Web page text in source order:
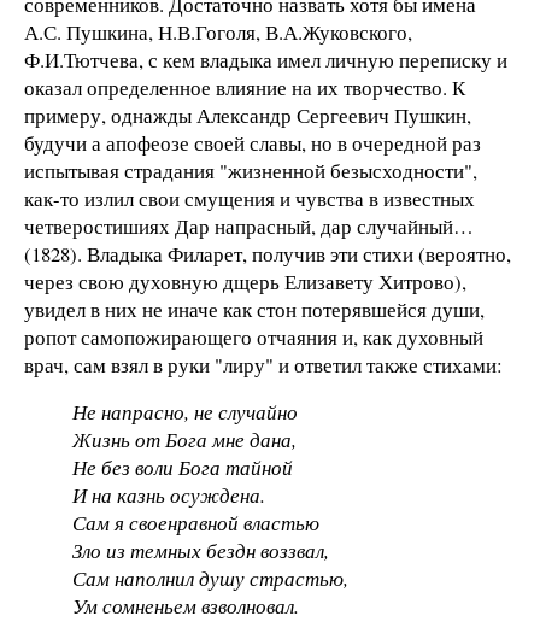
А.С. Пушкина, Н.В.Гоголя, В.А.Жуковского,
Ф.И.Тютчева, с кем владыка имел личную переписку и
оказал определенное влияние на их творчество. К
примеру, однажды Александр Сергеевич Пушкин,
будучи а апофеозе своей славы, но в очередной раз
испытывая страдания "жизненной безысходности",
как-то излил свои смущения и чувства в известных
четверостишиях Дар напрасный, дар случайный…
(1828). Владыка Филарет, получив эти стихи (вероятно,
через свою духовную дщерь Елизавету Хитрово),
увидел в них не иначе как стон потерявшейся души,
ропот самопожирающего отчаяния и, как духовный
врач, сам взял в руки "лиру" и ответил также стихами:
Не напрасно, не случайно
Жизнь от Бога мне дана,
Не без воли Бога тайной
И на казнь осуждена.
Сам я своенравной властью
Зло из темных бездн воззвал,
Сам наполнил душу страстью,
Ум сомненьем взволновал.